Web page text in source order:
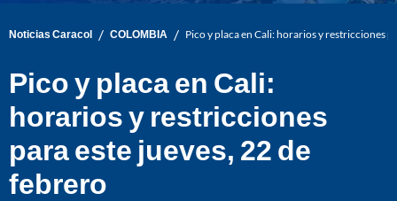
Noticias Caracol / COLOMBIA / Pico y placa en Cali: horarios y restricciones
Pico y placa en Cali:
horarios y restricciones
para este jueves, 22 de
febrero